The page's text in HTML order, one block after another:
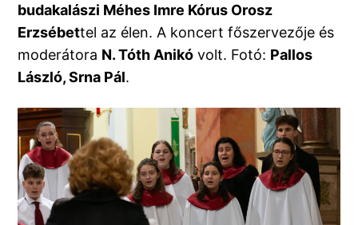
budakalászi Méhes Imre Kórus Orosz
Erzsébettel az élen. A koncert főszervezője és
moderátora N. Tóth Anikó volt. Fotó: Pallos
László, Srna Pál.